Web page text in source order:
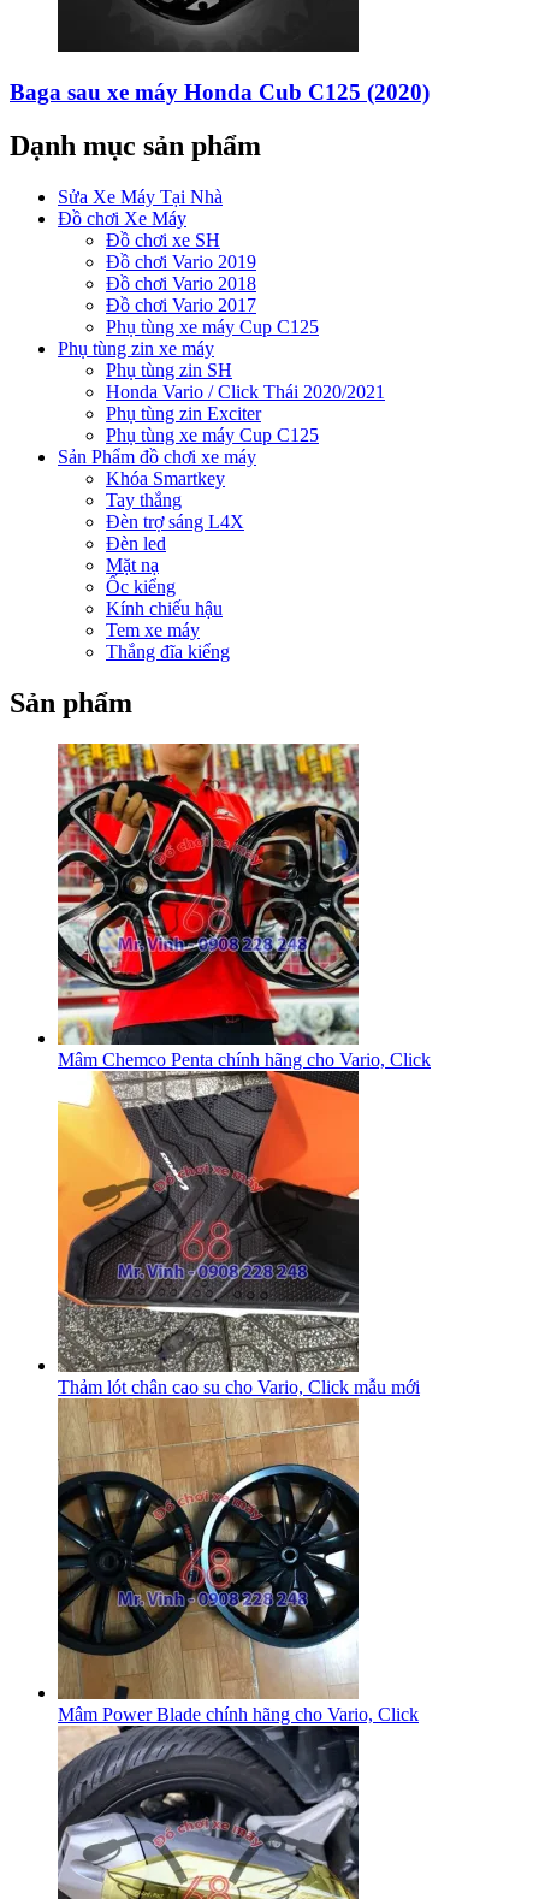
Baga sau xe máy Honda Cub C125 (2020)
Dạnh mục sản phẩm
Sửa Xe Máy Tại Nhà
Đồ chơi Xe Máy
Đồ chơi xe SH
Đồ chơi Vario 2019
Đồ chơi Vario 2018
Đồ chơi Vario 2017
Phụ tùng xe máy Cup C125
Phụ tùng zin xe máy
Phụ tùng zin SH
Honda Vario / Click Thái 2020/2021
Phụ tùng zin Exciter
Phụ tùng xe máy Cup C125
Sản Phẩm đồ chơi xe máy
Khóa Smartkey
Tay thắng
Đèn trợ sáng L4X
Đèn led
Mặt nạ
Ốc kiểng
Kính chiếu hậu
Tem xe máy
Thắng đĩa kiểng
Sản phẩm
Mâm Chemco Penta chính hãng cho Vario, Click
Thảm lót chân cao su cho Vario, Click mẫu mới
Mâm Power Blade chính hãng cho Vario, Click